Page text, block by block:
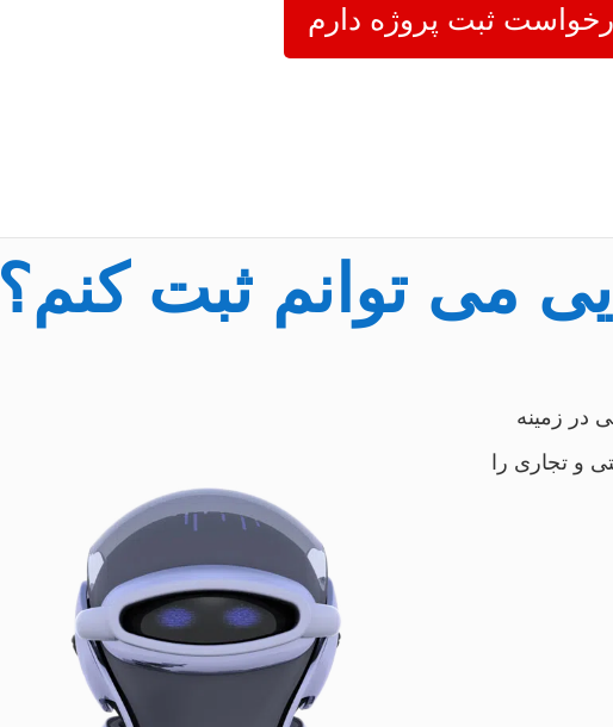
ثبت پروژه دارم
می توانم ثبت کنم؟
در زمینه
و تجاری را